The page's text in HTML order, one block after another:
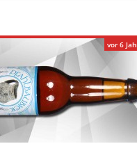
vor 6